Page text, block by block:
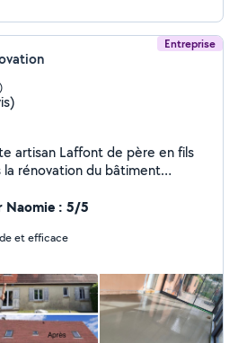
Entreprise
artisan Laffont de père en fils
la rénovation du bâtiment
devise, travail de qualité basé
Naomie : 5/5
et efficace